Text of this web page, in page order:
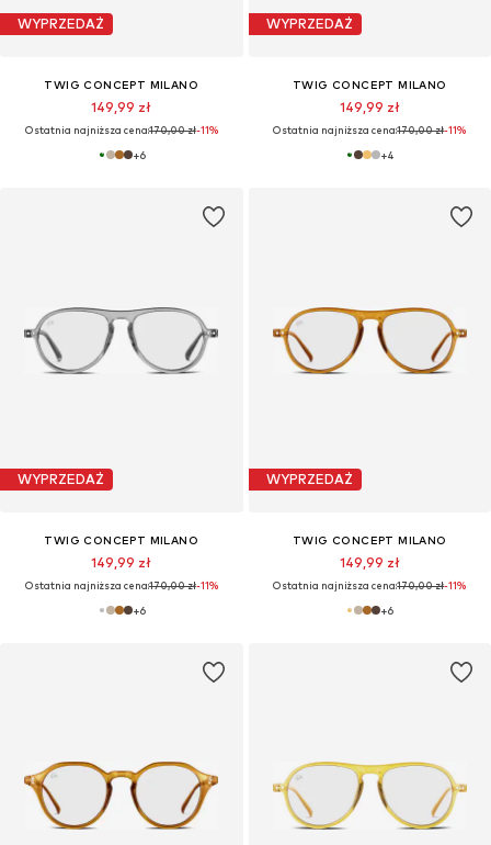
WYPRZEDAŻ
TWIG CONCEPT MILANO
149,99 zł
Ostatnia najniższa cena:170,00 zł-11%
+6
WYPRZEDAŻ
TWIG CONCEPT MILANO
149,99 zł
Ostatnia najniższa cena:170,00 zł-11%
+4
WYPRZEDAŻ
TWIG CONCEPT MILANO
149,99 zł
Ostatnia najniższa cena:170,00 zł-11%
+6
WYPRZEDAŻ
TWIG CONCEPT MILANO
149,99 zł
Ostatnia najniższa cena:170,00 zł-11%
+6